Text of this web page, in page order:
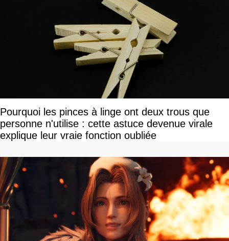
Pourquoi les pinces à linge ont deux trous que
personne n'utilise : cette astuce devenue virale
explique leur vraie fonction oubliée